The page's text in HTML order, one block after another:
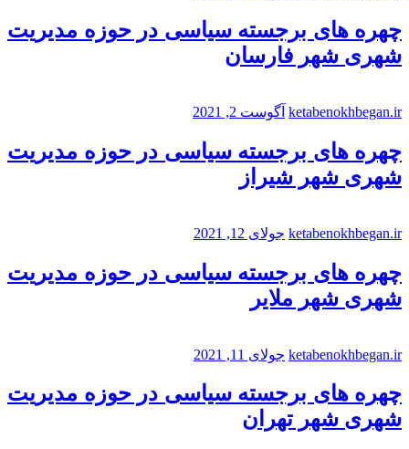
چهره های برجسته سیاسی در حوزه مدیریت
شهری شهر فارسان
ketabenokhbegan.ir آگوست 2, 2021
چهره های برجسته سیاسی در حوزه مدیریت
شهری شهر شیراز
ketabenokhbegan.ir جولای 12, 2021
چهره های برجسته سیاسی در حوزه مدیریت
شهری شهر ملایر
ketabenokhbegan.ir جولای 11, 2021
چهره های برجسته سیاسی در حوزه مدیریت
شهری شهر تهران